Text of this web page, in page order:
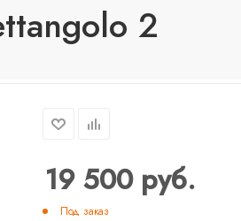
2
19 500руб.
Под заказ